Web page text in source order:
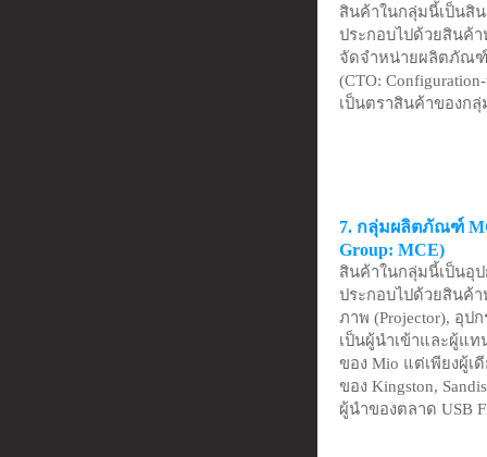
สินค้าในกลุ่มนี้เป็นสิน
ประกอบไปด้วยสินค้
จัดจำหน่ายผลิตภัณฑ์
(CTO:
เป็นตราสินค้าของก
7. กลุ่มผลิตภัณฑ์
Group: MCE)
สินค้าในกลุ่มนี้เป็นอุ
ประกอบไปด้วยสินค้า
ภาพ (Projector), อุป
เป็นผู้นำเข้าและผู้แ
ของ Mio แต่เพียงผู้
ของ Kingston,
ผู้นำของตลาด USB